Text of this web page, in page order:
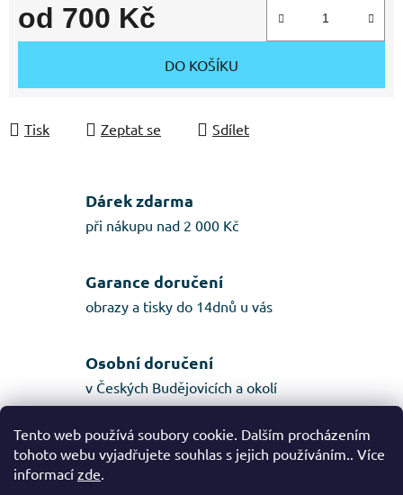
Tento web používá soubory cookie. Dalším procházením
tohoto webu vyjadřujete souhlas s jejich používáním.. Více
informací zde.
od 700 Kč
Měrná cena:
DO KOŠÍKU
Tisk Zeptat se Sdílet
Dárek zdarma
při nákupu nad 2 000 Kč
Garance doručení
obrazy a tisky do 14dnů u vás
Osobní doručení
v Českých Budějovicích a okolí
Popis